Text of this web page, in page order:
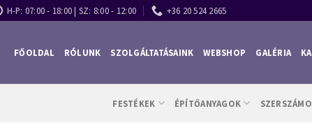
H-P: 07:00 - 18:00 | SZ: 8:00 - 12:00 +36 20 524 2665
FŐOLDAL RÓLUNK SZOLGÁLTATÁSAINK WEBSHOP GALÉRIA
FESTÉKEK ÉPÍTŐANYAGOK